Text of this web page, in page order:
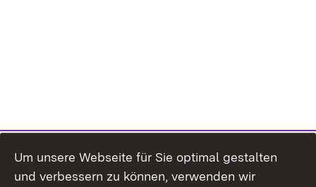
Um unsere Webseite für Sie optimal gestalten
und verbessern zu können, verwenden wir